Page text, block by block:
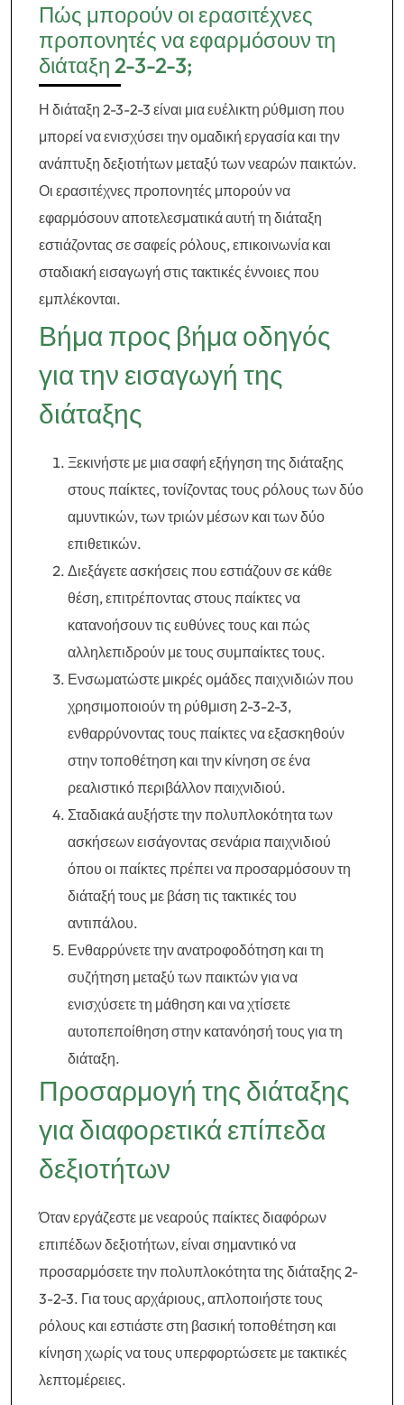
Πώς μπορούν οι ερασιτέχνες
προπονητές να εφαρμόσουν τη
διάταξη 2-3-2-3;
Η διάταξη 2-3-2-3 είναι μια ευέλικτη ρύθμιση που
μπορεί να ενισχύσει την ομαδική εργασία και την
ανάπτυξη δεξιοτήτων μεταξύ των νεαρών παικτών.
Οι ερασιτέχνες προπονητές μπορούν να
εφαρμόσουν αποτελεσματικά αυτή τη διάταξη
εστιάζοντας σε σαφείς ρόλους, επικοινωνία και
σταδιακή εισαγωγή στις τακτικές έννοιες που
εμπλέκονται.
Βήμα προς βήμα οδηγός
για την εισαγωγή της
διάταξης
Ξεκινήστε με μια σαφή εξήγηση της διάταξης
στους παίκτες, τονίζοντας τους ρόλους των δύο
αμυντικών, των τριών μέσων και των δύο
επιθετικών.
Διεξάγετε ασκήσεις που εστιάζουν σε κάθε
θέση, επιτρέποντας στους παίκτες να
κατανοήσουν τις ευθύνες τους και πώς
αλληλεπιδρούν με τους συμπαίκτες τους.
Ενσωματώστε μικρές ομάδες παιχνιδιών που
χρησιμοποιούν τη ρύθμιση 2-3-2-3,
ενθαρρύνοντας τους παίκτες να εξασκηθούν
στην τοποθέτηση και την κίνηση σε ένα
ρεαλιστικό περιβάλλον παιχνιδιού.
Σταδιακά αυξήστε την πολυπλοκότητα των
ασκήσεων εισάγοντας σενάρια παιχνιδιού
όπου οι παίκτες πρέπει να προσαρμόσουν τη
διάταξή τους με βάση τις τακτικές του
αντιπάλου.
Ενθαρρύνετε την ανατροφοδότηση και τη
συζήτηση μεταξύ των παικτών για να
ενισχύσετε τη μάθηση και να χτίσετε
αυτοπεποίθηση στην κατανόησή τους για τη
διάταξη.
Προσαρμογή της διάταξης
για διαφορετικά επίπεδα
δεξιοτήτων
Όταν εργάζεστε με νεαρούς παίκτες διαφόρων
επιπέδων δεξιοτήτων, είναι σημαντικό να
προσαρμόσετε την πολυπλοκότητα της διάταξης 2-
3-2-3. Για τους αρχάριους, απλοποιήστε τους
ρόλους και εστιάστε στη βασική τοποθέτηση και
κίνηση χωρίς να τους υπερφορτώσετε με τακτικές
λεπτομέρειες.